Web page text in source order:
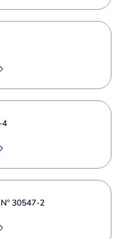
4
30547-2